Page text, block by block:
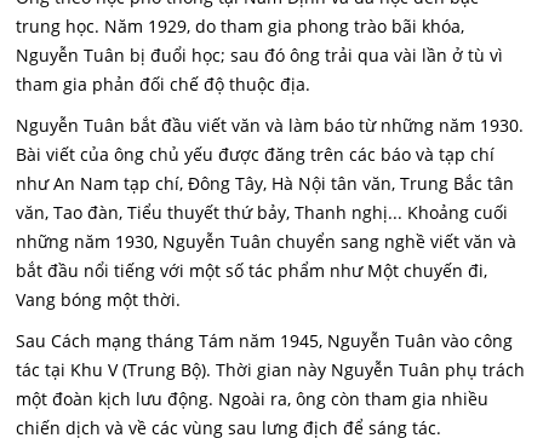
trung học. Năm 1929, do tham gia phong trào bãi khóa,
Nguyễn Tuân bị đuổi học; sau đó ông trải qua vài lần ở tù vì
tham gia phản đối chế độ thuộc địa.
Nguyễn Tuân bắt đầu viết văn và làm báo từ những năm 1930.
Bài viết của ông chủ yếu được đăng trên các báo và tạp chí
như An Nam tạp chí, Đông Tây, Hà Nội tân văn, Trung Bắc tân
văn, Tao đàn, Tiểu thuyết thứ bảy, Thanh nghị... Khoảng cuối
những năm 1930, Nguyễn Tuân chuyển sang nghề viết văn và
bắt đầu nổi tiếng với một số tác phẩm như Một chuyến đi,
Vang bóng một thời.
Sau Cách mạng tháng Tám năm 1945, Nguyễn Tuân vào công
tác tại Khu V (Trung Bộ). Thời gian này Nguyễn Tuân phụ trách
một đoàn kịch lưu động. Ngoài ra, ông còn tham gia nhiều
chiến dịch và về các vùng sau lưng địch để sáng tác.